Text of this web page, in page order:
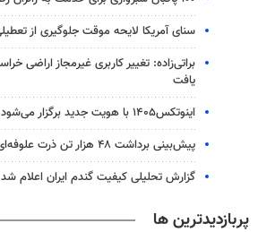
سنای آمریکا لایحه موقت جلوگیری از
یافت
اینوتکس۱۴۰۵ با هویت جدید برگزار می‌شود
پیش‌بینی برداشت ۴۸ هزار تن ذرت علوفه‌ای در خراسان جنوبی
گزارش تحلیلی کیفیت گندم ایران اعلام شد
پربازدیدترین ها